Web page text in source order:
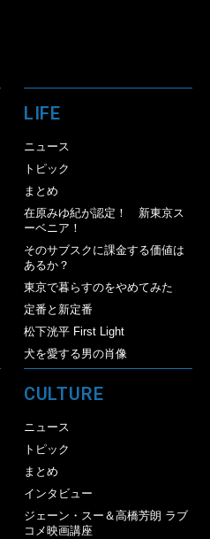
LIFE
ニュース
トピック
まとめ
在原みゆ紀が認定！ 新東京ス
ーベニア！
そのサブスクに課金する価値は
あるか？
東京で暮らすのをやめてみた
定番と新定番
松下洸平 First Light
犬を愛する男の肖像
CULTURE
ニュース
トピック
まとめ
インタビュー
ジェーン・スー＆高橋芳朗 ラブ
コメ映画講座